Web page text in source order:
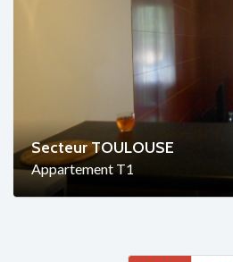
Secteur TOULOUSE
Appartement T1